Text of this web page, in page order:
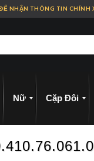
NHẬN THÔNG TIN CHÍNH
Nữ Cặp Đôi